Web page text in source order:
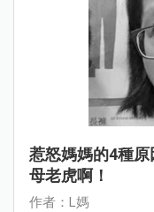
惹怒媽媽的4種
母老虎啊！
作者：L媽